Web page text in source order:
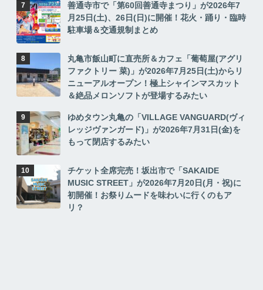
善通寺市で「第60回善通寺まつり」が2026年7
月25日(土)、26日(日)に開催！花火・踊り・臨時
駐車場＆交通規制まとめ
丸亀市飯山町に直売所＆カフェ「葡萄屋(アグリ
ファクトリー 菜)」が2026年7月25日(土)からリ
ニューアルオープン！極上シャインマスカット
＆絶品メロンソフトが登場するみたい
ゆめタウン丸亀の「VILLAGE VANGUARD(ヴィ
レッジヴァンガード)」が2026年7月31日(金)を
もって閉店するみたい
チケット全席完売！坂出市で「SAKAIDE
MUSIC STREET」が2026年7月20日(月・祝)に
初開催！お祭りムードを味わいに行くのもア
リ？